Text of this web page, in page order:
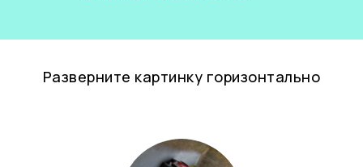
Разверните картинку горизонтально